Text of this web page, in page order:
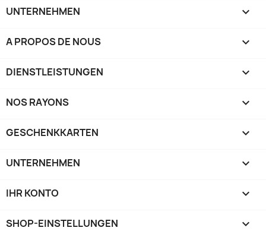
UNTERNEHMEN 
A PROPOS DE NOUS 
DIENSTLEISTUNGEN 
NOS RAYONS 
GESCHENKKARTEN 
UNTERNEHMEN 
IHR KONTO 
SHOP-EINSTELLUNGEN keyboard_arrow_down